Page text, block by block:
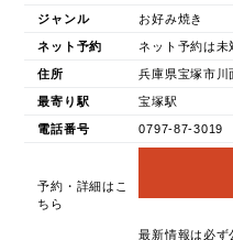
ジャンル お好み焼き
ネット予約 ネット予約は未
住所 兵庫県宝塚市川
最寄り駅 宝塚駅
電話番号 0797-87-3019
予約・詳細はこ
ちら
最新情報は必ず